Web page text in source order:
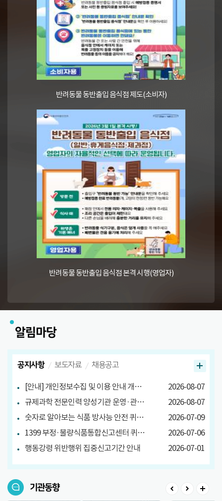
반려동물 동반출입 음식점 제도(소비자)
반려동물 동반출입 음식점 본격 시행(영업자)
알림마당
공지사항
[안내] 개인정보수집 및 이용 안내 개정 안내
2026-08-07
규제과학 전문인력 양성기관 운영·관리방안 마련 연구 관련 설문조사
2026-08-07
숫자로 알아보는 식품 방사능 안전 퀴즈 당첨자 발표
2026-07-09
1399 부정·불량식품통합신고센터 퀴즈 이벤트 당첨자 발표
2026-07-06
행동강령 위반행위 집중신고기간 안내
2026-07-01
보도자료 채용공고
기관동향